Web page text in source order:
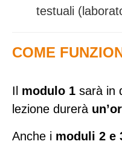
testuali
COME
Il modulo 1 sarà in
lezione durerà
Anche i moduli 2 e